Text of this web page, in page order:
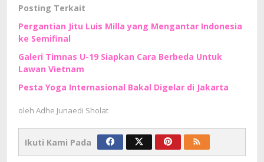
Posting Terkait
Pergantian Jitu Luis Milla yang Mengantar Indonesia
ke Semifinal
Galeri Timnas U-19 Siapkan Cara Berbeda Untuk
Lawan Vietnam
Pesta Yoga Internasional Bakal Digelar di Jakarta
oleh Adhe Junaedi Sholat
Ikuti Kami Pada